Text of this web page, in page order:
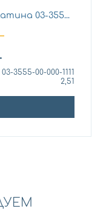
03-355...
03-3555-00-000-1111
2,51